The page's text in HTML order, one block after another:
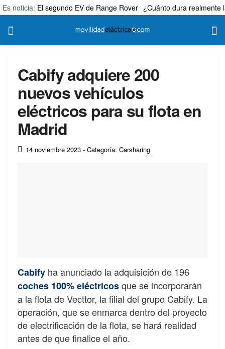
Es noticia: El segundo EV de Range Rover ¿Cuánto dura realmente
Cabify adquiere 200
nuevos vehículos
eléctricos para su flota en
Madrid
14 noviembre 2023 - Categoría: Carsharing
Cabify ha anunciado la adquisición de 196
coches 100% eléctricosque se incorporarán
a la flota de Vecttor, la filial del grupo Cabify. La
operación, que se enmarca dentro del proyecto
de electrificación de la flota, se hará realidad
antes de que finalice el año.